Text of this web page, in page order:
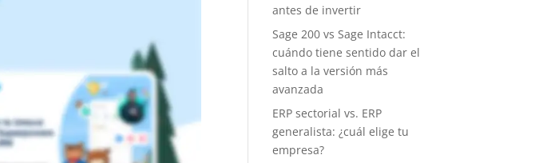
antes de invertir
Sage 200 vs Sage Intacct:
cuándo tiene sentido dar el
salto a la versión más
avanzada
ERP sectorial vs. ERP
generalista: ¿cuál elige tu
empresa?